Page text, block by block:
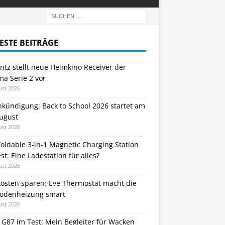
BEITRÄGE
stellt neue Heimkino Receiver der
Serie 2 vor
2026
Back to School 2026 startet am
2026
3-in-1 Magnetic Charging Station
Eine Ladestation für alles?
2026
sparen: Eve Thermostat macht die
smart
2026
im Test: Mein Begleiter für Wacken